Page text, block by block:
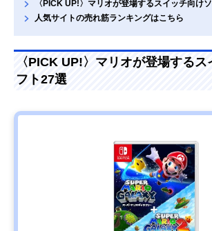
〈PICK UP!〉マリオが登場するスイッチ向け
人気サイトの売れ筋ランキングはこちら
〈PICK UP!〉マリオが登場する
フト27選